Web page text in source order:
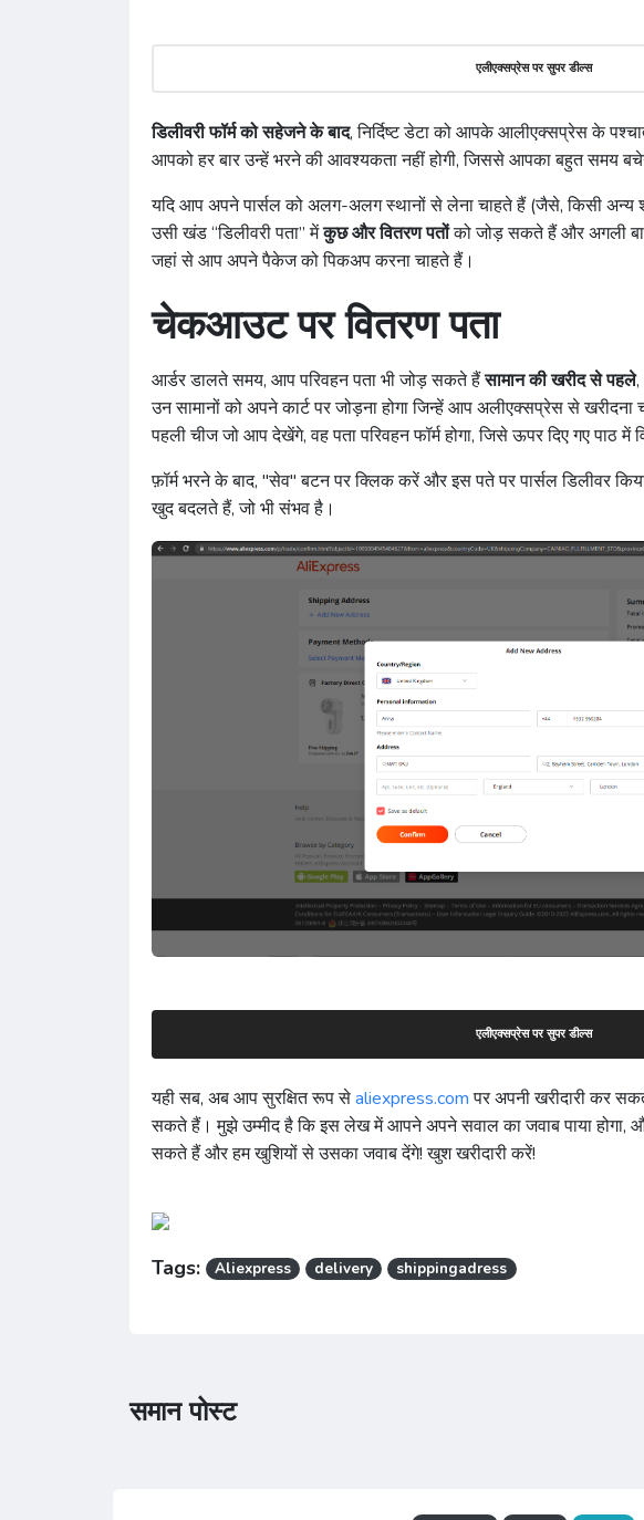
एलीएक्सप्रेस पर सुपर डील्स
डिलीवरी फॉर्म को सहेजने के बाद, निर्दिष्ट डेटा को आपके आलीएक्सप्रेस के
आपको हर बार उन्हें भरने की आवश्यकता नहीं होगी, जिससे आपका बहुत समय
यदि आप अपने पार्सल को अलग-अलग स्थानों से लेना चाहते हैं (जैसे, किसी अन्य
उसी खंड “डिलीवरी पता” मेंकुछ और वितरणपतोंको जोड़ सकते हैं और अगली
जहां से आप अपने पैकेज को पिकअप करना चाहते हैं।
चेकआउट पर वितरण पता
आर्डर डालते समय, आप परिवहन पता भी जोड़ सकते हैंसामान की खरीद से पहले
उन सामानों को अपने कार्ट पर जोड़ना होगा जिन्हें आप अलीएक्सप्रेस से
पहली चीज जो आप देखेंगे, वह पता परिवहन फॉर्म होगा, जिसे ऊपर दिए गए पाठ में
फ़ॉर्म भरने के बाद, "सेव" बटन पर क्लिक करें और इस पते पर पार्सल डिलीवर
खुद बदलते हैं, जो भी संभव है।
एलीएक्सप्रेस पर सुपर डील्स
यही सब, अब आप सुरक्षित रूप सेaliexpress.comपर अपनी खरीदारी कर
सकते हैं। मुझे उम्मीद है कि इस लेख में आपने अपने सवाल का जवाब पाया होगा,
सकते हैं और हम खुशियों से उसका जवाब देंगे! खुश खरीदारी करें!
Tags: Aliexpress delivery shippingadress
समान पोस्ट